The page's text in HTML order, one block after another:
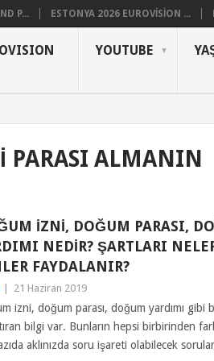
P... ESTONYA 2026 EUROVISION ...
YOUTUBE
PARASI ALMANIN
İZNI, DOĞUM PARASI,
NEDIR? ŞARTLARI
FAYDALANIR?
21 Haziran 2019
izni, doğum parası, doğum yardımı gibi
bilgi var. Bunların hepsi birbirinden
aklınızda soru işareti olabilecek